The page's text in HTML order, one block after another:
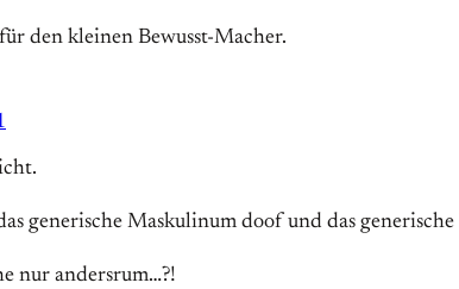
den kleinen Bewusst-Macher.
generische Maskulinum doof und das
nur andersrum…?!